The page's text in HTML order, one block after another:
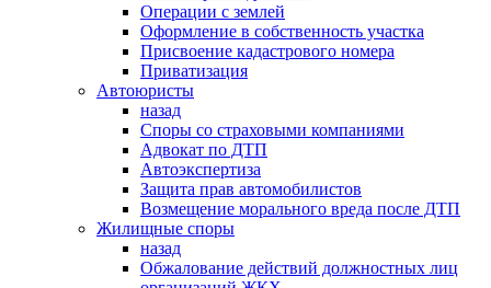
Операции с землей
Оформление в собственность участка
Присвоение кадастрового номера
Приватизация
Автоюристы
назад
Споры со страховыми компаниями
Адвокат по ДТП
Автоэкспертиза
Защита прав автомобилистов
Возмещение морального вреда после ДТП
Жилищные споры
назад
Обжалование действий должностных лиц